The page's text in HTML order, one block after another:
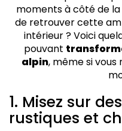
4. Optimisez la lumière
5. Installez une
6. Faites de la place à
moments à côté de
de retrouver cette
intérieur ? Voici
pouvant
alpin, même si vous
1. Misez sur
rustiques et